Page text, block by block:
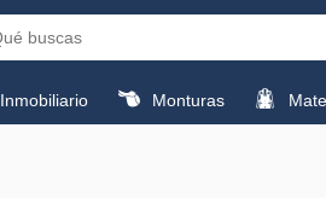
Inmobiliario Monturas